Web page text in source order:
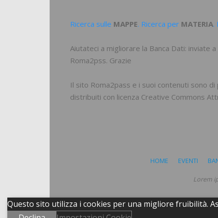
Ricerca sulle MAPPE. Ricerca per MATERIA.
Aiutateci a migliorare la Banca Dati: inviate
Roma2pss. Grazie
Il sito Roma2pass e i suoi contenuti sono
distribuiti con licenza Creative Commons
HOME EVENTI
Lorem
Questo sito utilizza i cookies per una migliore fruibilità.